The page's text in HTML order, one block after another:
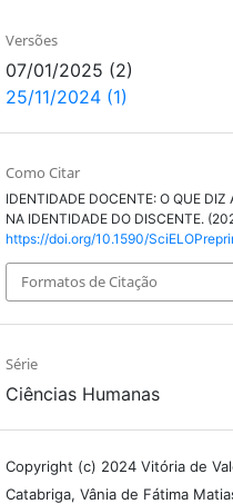
Versões
07/01/2025 (2)
25/11/2024 (1)
Como Citar
IDENTIDADE DOCENTE: O QUE
NA IDENTIDADE DO DISCENTE.
https://doi.org/10.1590/
Formatos de Citação
Série
Ciências Humanas
Copyright (c) 2024 Vitória de
Catabriga, Vânia de Fátima